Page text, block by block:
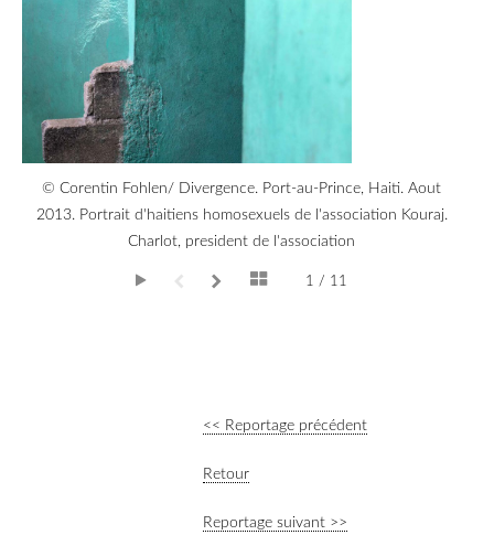
© Corentin Fohlen/ Divergence. Port-au-Prince, Haiti. Aout
2013. Portrait d'haitiens homosexuels de l'association Kouraj.
Charlot, president de l'association
1 / 11
<< Reportage précédent
Retour
Reportage suivant >>